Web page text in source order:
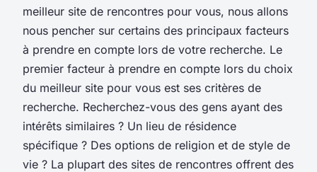
meilleur site de rencontres pour vous, nous allons
nous pencher sur certains des principaux facteurs
à prendre en compte lors de votre recherche. Le
premier facteur à prendre en compte lors du choix
du meilleur site pour vous est ses critères de
recherche. Recherchez-vous des gens ayant des
intérêts similaires ? Un lieu de résidence
spécifique ? Des options de religion et de style de
vie ? La plupart des sites de rencontres offrent des